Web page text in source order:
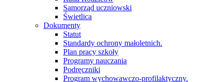
Samorząd uczniowski
Świetlica
Dokumenty
Statut
Standardy ochrony małoletnich.
Plan pracy szkoły
Programy nauczania
Podręczniki
Program wychowawczo-profilaktyczny.